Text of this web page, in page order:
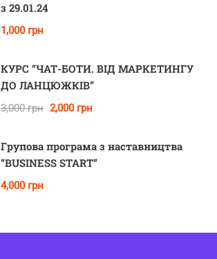
з 29.01.24
1,000 грн
КУРС “ЧАТ-БОТИ. ВІД МАРКЕТИНГУ
ДО ЛАНЦЮЖКІВ”
3,000 грн 2,000 грн
Групова програма з наставництва
“BUSINESS START”
4,000 грн